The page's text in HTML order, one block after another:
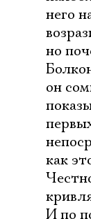
него
но
он
как
И по